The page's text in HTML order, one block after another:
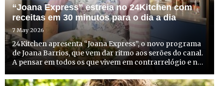
“Joana Express” estreia no 24Kitchen com
receitas em 30 minutos para o dia a dia
7 May 2026
24Kitchen apresenta “Joana Express”, o novo programa
de Joana Barrios, que vem dar ritmo aos serões do canal.
A pensar em todos os que vivem em contrarrelógio e não
criatividade e estilo à mesa, o programa é um aliado de ...